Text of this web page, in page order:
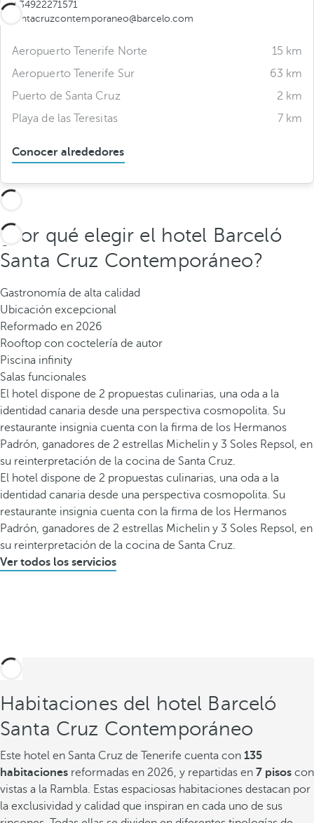
+34922271571
santacruzcontemporaneo@barcelo.com
Aeropuerto Tenerife Norte
15 km
Aeropuerto Tenerife Sur
63 km
Puerto de Santa Cruz
2 km
Playa de las Teresitas
7 km
Conocer alrededores
¿Por qué elegir el hotel Barceló
Santa Cruz Contemporáneo?
Gastronomía de alta calidad
Ubicación excepcional
Reformado en 2026
Rooftop con coctelería de autor
Piscina infinity
Salas funcionales
El hotel dispone de 2 propuestas culinarias, una oda a la
identidad canaria desde una perspectiva cosmopolita. Su
restaurante insignia cuenta con la firma de los Hermanos
Padrón, ganadores de 2 estrellas Michelin y 3 Soles Repsol, en
su reinterpretación de la cocina de Santa Cruz.
El hotel dispone de 2 propuestas culinarias, una oda a la
identidad canaria desde una perspectiva cosmopolita. Su
restaurante insignia cuenta con la firma de los Hermanos
Padrón, ganadores de 2 estrellas Michelin y 3 Soles Repsol, en
su reinterpretación de la cocina de Santa Cruz.
Ver todos los servicios
Habitaciones del hotel Barceló
Santa Cruz Contemporáneo
Este hotel en Santa Cruz de Tenerife cuenta con 135
habitaciones reformadas en 2026, y repartidas en 7 pisos con
vistas a la Rambla. Estas espaciosas habitaciones destacan por
la exclusividad y calidad que inspiran en cada uno de sus